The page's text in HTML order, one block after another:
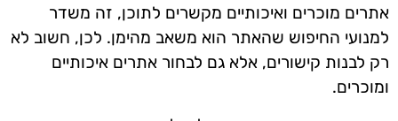
אתרים מוכרים ואיכותיים מקשרים לתוכן, זה משדר
למנועי החיפוש שהאתר הוא משאב מהימן. לכן, חשוב לא
רק לבנות קישורים, אלא גם לבחור אתרים איכותיים
ומוכרים.